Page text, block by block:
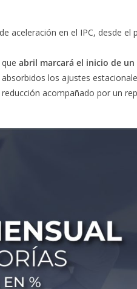
aceleración en el IPC, desde el
abril marcará el inicio de un
los ajustes
acompañado por un